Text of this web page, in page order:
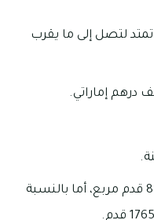
ألف درهم إماراتي سنوياً وتمتد لتصل إلى ما يقرب
تتفاوت مساحات الاستوديوهات والوحدات السكنية في شاطئ السعديات ما بين 667 و 850 قدم مربع، أما بالنسبة